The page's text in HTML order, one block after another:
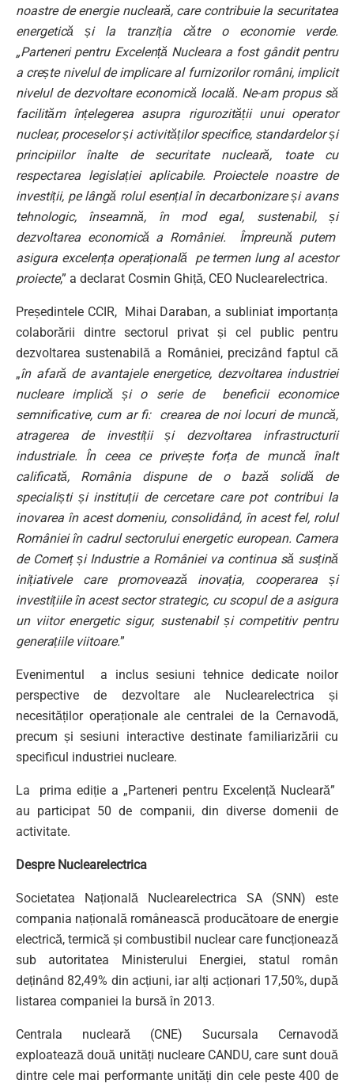
noastre de energie nucleară, care contribuie la securitatea
energetică și la tranziția către o economie verde.
„Parteneri pentru Excelență Nucleara a fost gândit pentru
a crește nivelul de implicare al furnizorilor români, implicit
nivelul de dezvoltare economică locală. Ne-am propus să
facilităm înțelegerea asupra rigurozității unui operator
nuclear, proceselor și activităților specifice, standardelor și
principiilor înalte de securitate nucleară, toate cu
respectarea legislației aplicabile. Proiectele noastre de
investiții, pe lângă rolul esențial în decarbonizare și avans
tehnologic, înseamnă, în mod egal, sustenabil, și
dezvoltarea economică a României. Împreună putem
asigura excelența operațională pe termen lung al acestor
proiecte,” a declarat Cosmin Ghiță, CEO Nuclearelectrica.
Președintele CCIR, Mihai Daraban, a subliniat importanța
colaborării dintre sectorul privat și cel public pentru
dezvoltarea sustenabilă a României, precizând faptul că
„în afară de avantajele energetice, dezvoltarea industriei
nucleare implică și o serie de beneficii economice
semnificative, cum ar fi: crearea de noi locuri de muncă,
atragerea de investiții și dezvoltarea infrastructurii
industriale. În ceea ce privește forța de muncă înalt
calificată, România dispune de o bază solidă de
specialiști și instituții de cercetare care pot contribui la
inovarea în acest domeniu, consolidând, în acest fel, rolul
României în cadrul sectorului energetic european. Camera
de Comerț și Industrie a României va continua să susțină
inițiativele care promovează inovația, cooperarea și
investițiile în acest sector strategic, cu scopul de a asigura
un viitor energetic sigur, sustenabil și competitiv pentru
generațiile viitoare.”
Evenimentul a inclus sesiuni tehnice dedicate noilor
perspective de dezvoltare ale Nuclearelectrica și
necesităților operaționale ale centralei de la Cernavodă,
precum și sesiuni interactive destinate familiarizării cu
specificul industriei nucleare.
La prima ediție a „Parteneri pentru Excelență Nucleară”
au participat 50 de companii, din diverse domenii de
activitate.
Despre Nuclearelectrica
Societatea Națională Nuclearelectrica SA (SNN) este
compania națională românească producătoare de energie
electrică, termică și combustibil nuclear care funcționează
sub autoritatea Ministerului Energiei, statul român
deținând 82,49% din acțiuni, iar alți acționari 17,50%, după
listarea companiei la bursă în 2013.
Centrala nucleară (CNE) Sucursala Cernavodă
exploatează două unități nucleare CANDU, care sunt două
dintre cele mai performante unități din cele peste 400 de